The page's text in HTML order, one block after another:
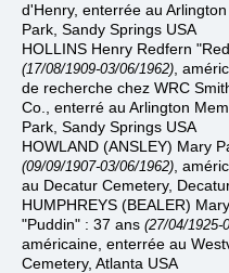
d'Henry, enterrée au
Park, Sandy Springs USA
HOLLINS Henry Redfern
(17/08/1909-03/06/1962) ,
de recherche chez WRC
Co., enterré au Arlington
Park Sandy Springs USA
HOWLAND (ANSLEY) Mary
(09/09/1907-03/06/1962) ,
au Decatur Cemetery,
HUMPHREYS (BEALER)
"Puddin" : 37 ans (27/04/1925-
américaine, enterrée au
Cemetery, Atlanta USA